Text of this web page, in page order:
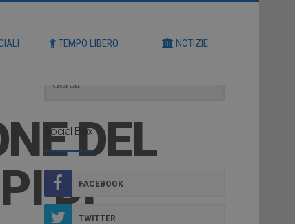
TEMPO LIBERO NOTIZIE
DEL
DI
Social Box
FACEBOOK
TWITTER